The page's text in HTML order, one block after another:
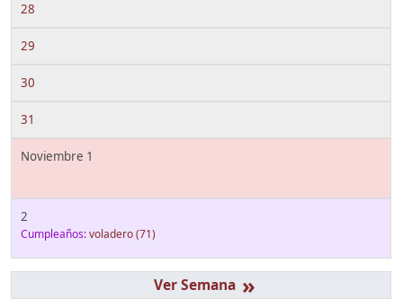
28
29
30
31
Noviembre 1
2
Cumpleaños:voladero(71)
»